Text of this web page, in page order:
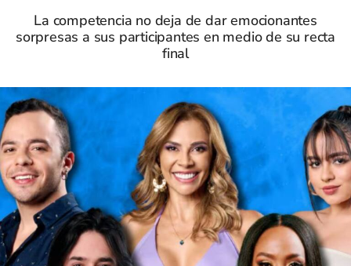
La competencia no deja de dar emocionantes
sorpresas a sus participantes en medio de su recta
final